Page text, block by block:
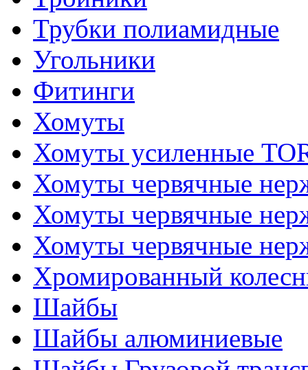
Трубки полиамидные
Угольники
Фитинги
Хомуты
Хомуты усиленные
Хомуты червячные
Хомуты червячные
Хомуты червячные
Хромированный
Шайбы
Шайбы алюминиевые